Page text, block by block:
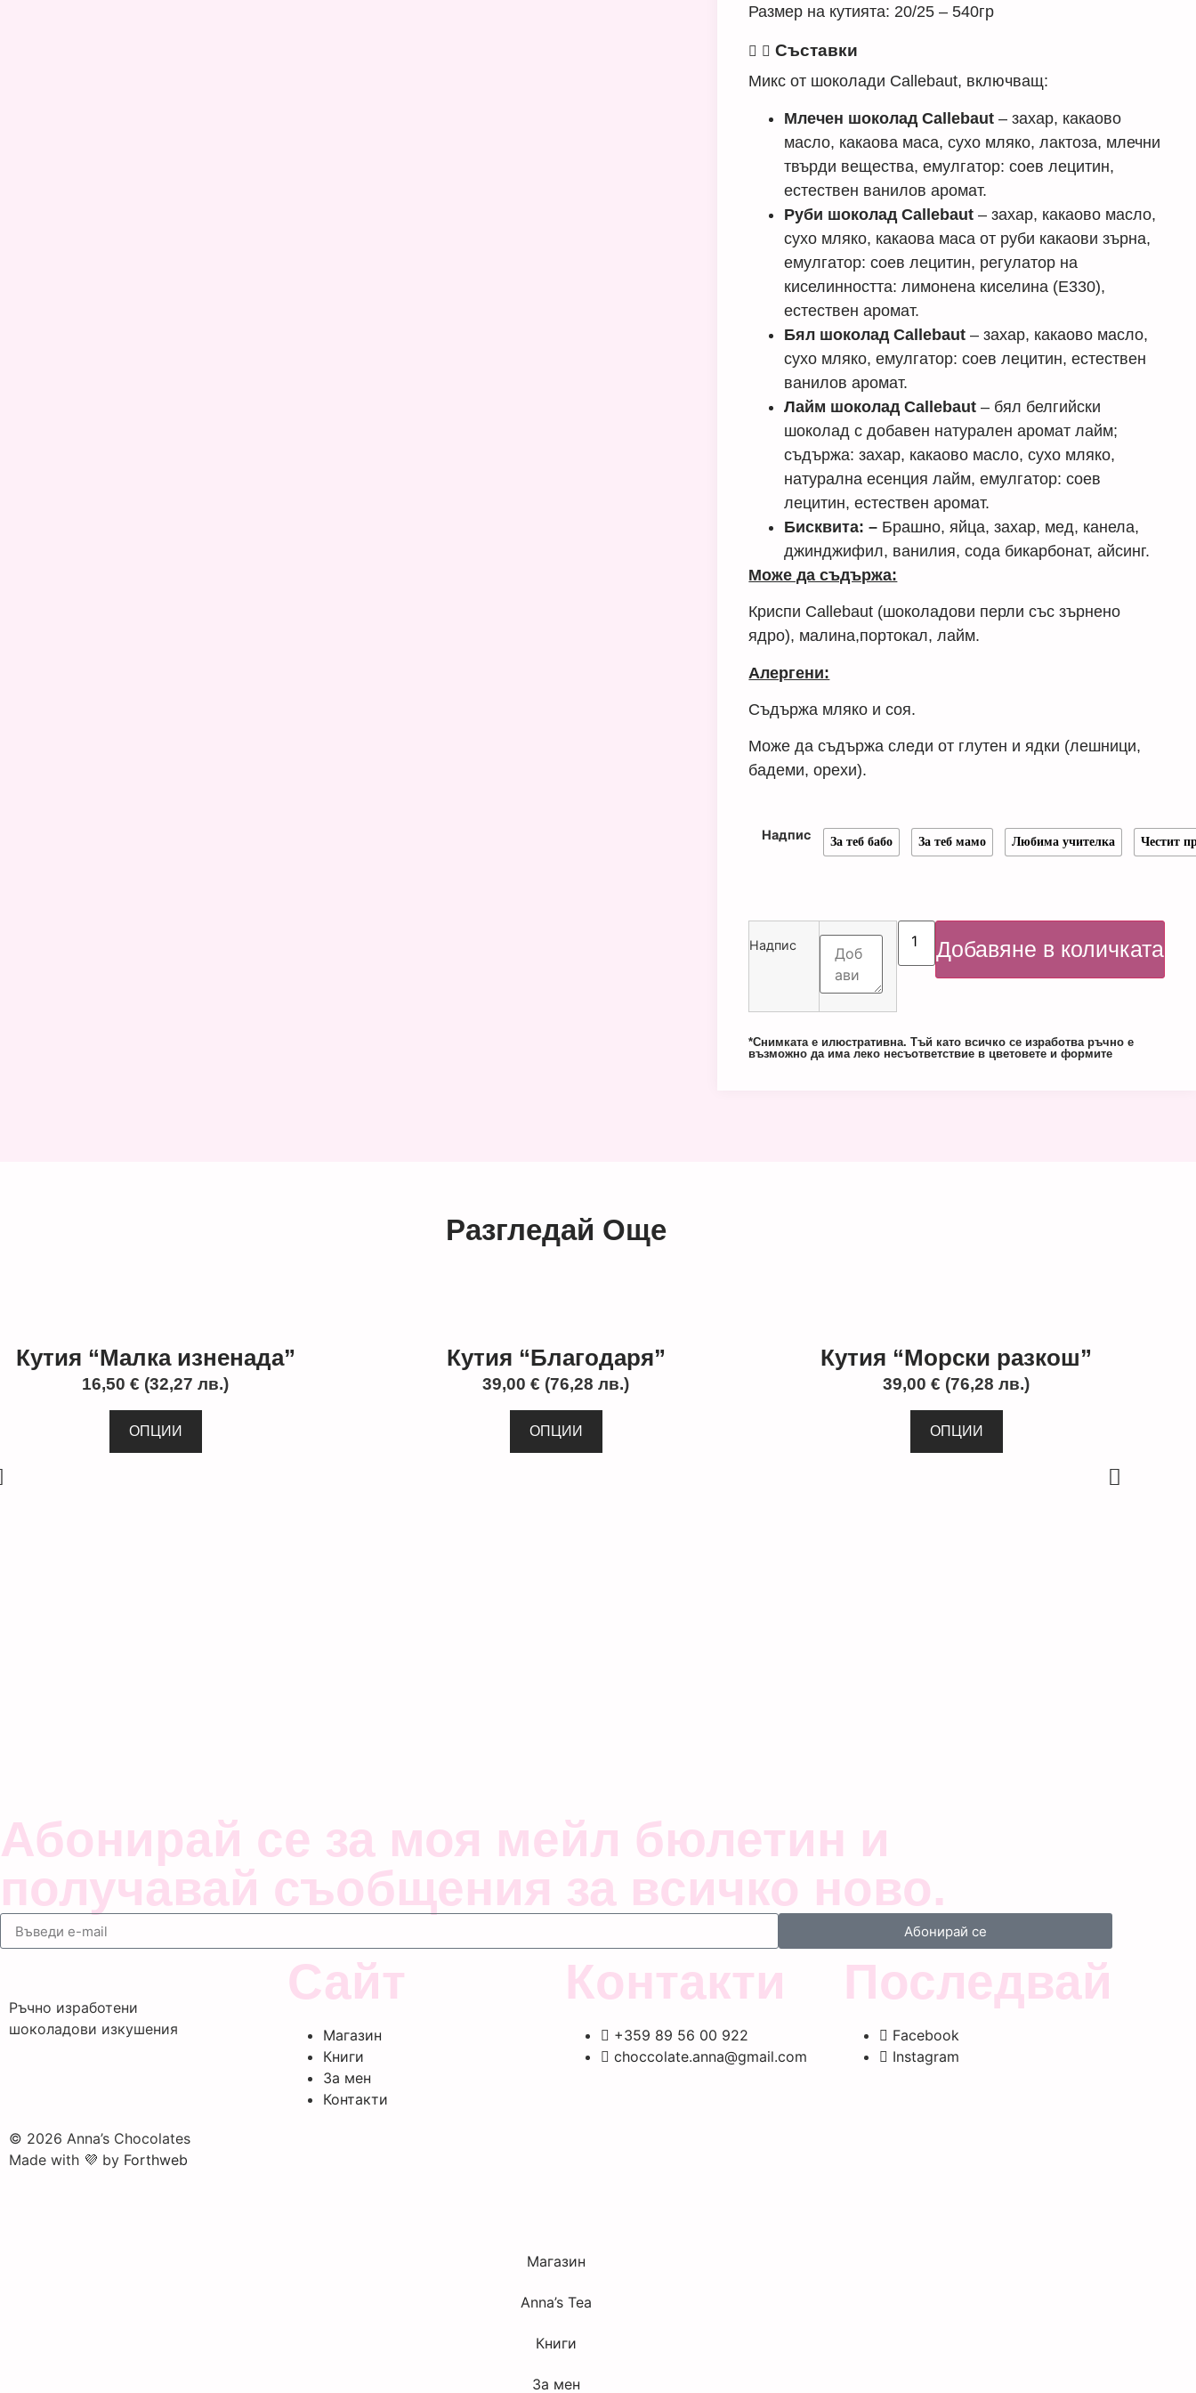
Размер на кутията: 20/25 – 540гр
Съставки
Микс от шоколади Callebaut, включващ:
Млечен шоколад Callebaut – захар, какаово
масло, какаова маса, сухо мляко, лактоза, млечни
твърди вещества, емулгатор: соев лецитин,
естествен ванилов аромат.
Руби шоколад Callebaut – захар, какаово масло,
сухо мляко, какаова маса от руби какаови зърна,
емулгатор: соев лецитин, регулатор на
киселинността: лимонена киселина (E330),
естествен аромат.
Бял шоколад Callebaut – захар, какаово масло,
сухо мляко, емулгатор: соев лецитин, естествен
ванилов аромат.
Лайм шоколад Callebaut – бял белгийски
шоколад с добавен натурален аромат лайм;
съдържа: захар, какаово масло, сухо мляко,
натурална есенция лайм, емулгатор: соев
лецитин, естествен аромат.
Бисквита: – Брашно, яйца, захар, мед, канела,
джинджифил, ванилия, сода бикарбонат, айсинг.
Може да съдържа:
Криспи Callebaut (шоколадови перли със зърнено
ядро), малина,портокал, лайм.
Алергени:
Съдържа мляко и соя.
Може да съдържа следи от глутен и ядки (лешници,
бадеми, орехи).
Надпис За теб бабо За теб мамо Любима учителка Честит
Надпис Добавяне в количката
*Снимката е илюстративна. Тъй като всичко се изработва ръчно е
възможно да има леко несъответствие в цветовете и формите
Разгледай Още
Кутия “Малка изненада”
16,50€ (32,27 лв.)
ОПЦИИ
Кутия “Благодаря”
39,00€ (76,28 лв.)
ОПЦИИ
Кутия “Морски разкош”
39,00€ (76,28 лв.)
ОПЦИИ
Абонирай се за моя мейл бюлетин и
получавай съобщения за всичко ново.
Абонирай се
Ръчно изработени
шоколадови изкушения
Сайт
Магазин
Книги
За мен
Контакти
Контакти
+359 89 56 00 922
choccolate.anna@gmail.com
Последвай
Facebook
Instagram
© 2026 Anna’s Chocolates
Made with 💜 by Forthweb
Магазин
Anna’s Tea
Книги
За мен